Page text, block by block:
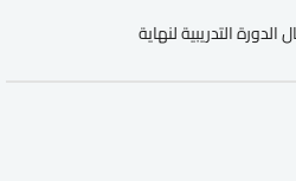
التدريبية لنهاية